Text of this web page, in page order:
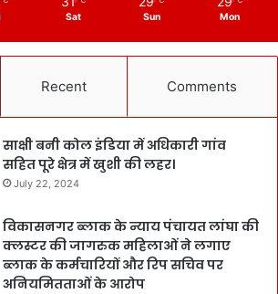
Sat Sun Mon
Recent Comments
साक्षी बनी कोल इंडिया में अधिकारी गांव
सहित पूरे क्षेत्र में खुशी की लहर।
July 22, 2024
विकासनगर ब्लाक के न्याय पंचायत लांघा की
क्लस्टर की जागरुक महिलाओं ने लगाए
ब्लाक के कर्मचारियों और रिप सचिव पर
अनियमितताओं के आरोप